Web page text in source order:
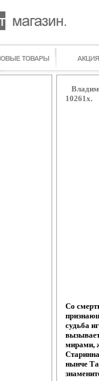
10261x.
Со
судьба
мирами,
нынче